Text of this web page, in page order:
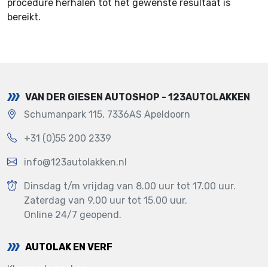
procedure herhalen tot het gewenste resultaat is
bereikt.
VAN DER GIESEN AUTOSHOP - 123AUTOLAKKEN
Schumanpark 115, 7336AS Apeldoorn
+31 (0)55 200 2339
info@123autolakken.nl
Dinsdag t/m vrijdag van 8.00 uur tot 17.00 uur.
Zaterdag van 9.00 uur tot 15.00 uur.
Online 24/7 geopend.
AUTOLAK EN VERF